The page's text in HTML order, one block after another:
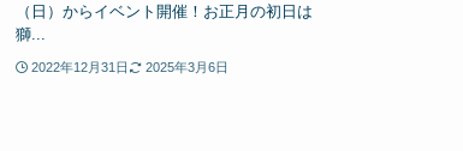
（日）からイベント開催！お正月の初日は
獅...
2022年12月31日 2025年3月6日